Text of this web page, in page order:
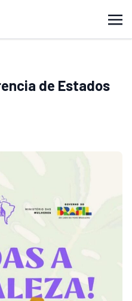
de Estados